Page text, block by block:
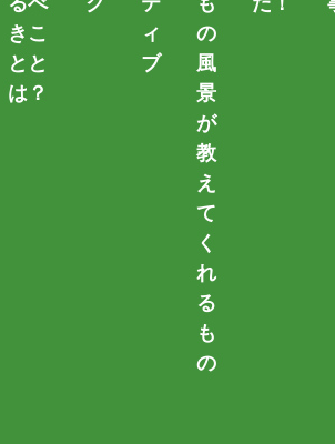
きこ
とと
は？
ィ
ブ
の
風
景
が
教
え
て
く
れ
る
も
の
～ タグ一覧 ～
する
して、新しいOSをインストールします。 こ
とは？ VMwareとは、お手持ちのコンピ
に繋がらない問題。